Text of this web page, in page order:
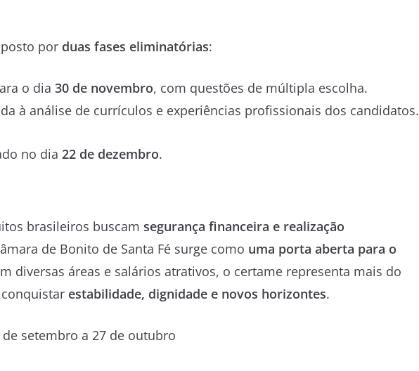
por duas fases eliminatórias:
o dia 30 de novembro, com questões de múltipla escolha.
à análise de currículos e experiências profissionais dos candidatos.
no dia 22 de dezembro.
brasileiros buscam segurança financeira e realização
de Bonito de Santa Fé surge como uma porta aberta para o
diversas áreas e salários atrativos, o certame representa mais do
estabilidade, dignidade e novos horizontes.
de setembro a 27 de outubro